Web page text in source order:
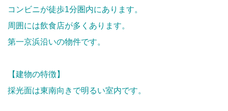
コンビニが徒歩1分圏内にあります。
周囲には飲食店が多くあります。
第一京浜沿いの物件です。
【建物の特徴】
採光面は東南向きで明るい室内です。